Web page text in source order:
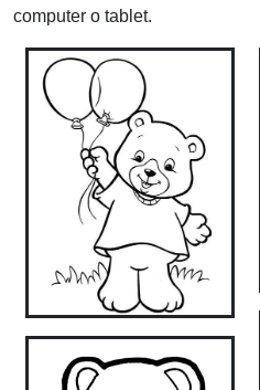
computer o tablet.